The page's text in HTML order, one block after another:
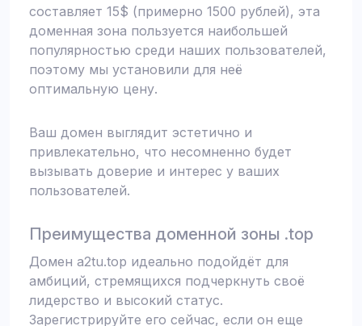
составляет 15$ (примерно 1500 рублей), эта
доменная зона пользуется наибольшей
популярностью среди наших пользователей,
поэтому мы установили для неё
оптимальную цену.
Ваш домен выглядит эстетично и
привлекательно, что несомненно будет
вызывать доверие и интерес у ваших
пользователей.
Преимущества доменной зоны .top
Домен a2tu.top идеально подойдёт для
амбиций, стремящихся подчеркнуть своё
лидерство и высокий статус.
Зарегистрируйте его сейчас, если он еще